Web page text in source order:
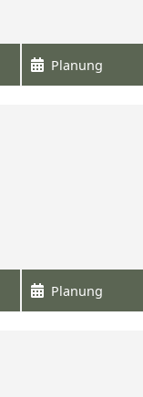
Planung
Planung